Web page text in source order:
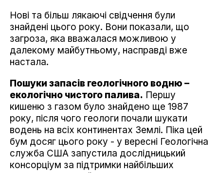
Нові та більш лякаючі свідчення були
знайдені цього року. Вони показали, що
загроза, яка вважалася можливою у
далекому майбутньому, насправді вже
настала.
Пошуки запасів геологічного водню –
екологічно чистого палива. Першу
кишеню з газом було знайдено ще 1987
року, після чого геологи почали шукати
водень на всіх континентах Землі. Піка цей
бум досяг цього року - у вересні Геологічна
служба США запустила дослідницький
консорціум за підтримки найбільших